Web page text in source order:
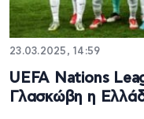
23.03.2025, 14:59
UEFA Nations
Γλασκώβη η